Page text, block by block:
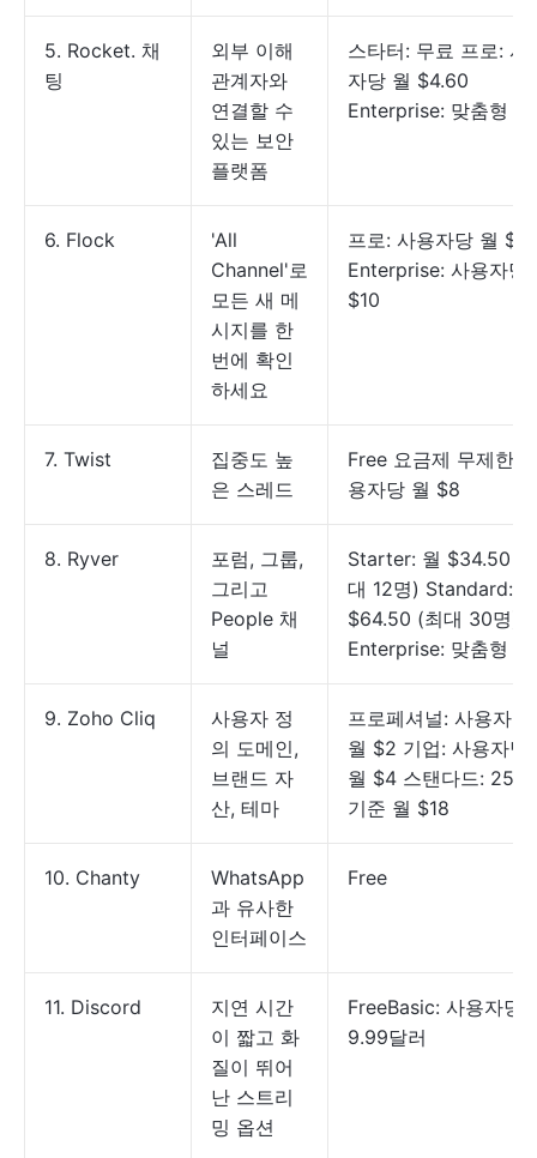
5. Rocket. 채
팅
외부 이해
관계자와
연결할 수
있는 보안
플랫폼
스타터: 무료 프로: 사
자당 월 $4.60
Enterprise: 맞춤형
6. Flock
'All
Channel'로
모든 새 메
시지를 한
번에 확인
하세요
프로: 사용자당 월 $6
Enterprise: 사용자당
$10
7. Twist
집중도 높
은 스레드
Free 요금제 무제한:
용자당 월 $8
8. Ryver
포럼, 그룹,
그리고
People 채
널
Starter: 월 $34.50 (
대 12명) Standard: 월
$64.50 (최대 30명)
Enterprise: 맞춤형
9. Zoho Cliq
사용자 정
의 도메인,
브랜드 자
산, 테마
프로페셔널: 사용자당
월 $2 기업: 사용자당
월 $4 스탠다드: 25명
기준 월 $18
10. Chanty
WhatsApp
과 유사한
인터페이스
Free
11. Discord
지연 시간
이 짧고 화
질이 뛰어
난 스트리
밍 옵션
FreeBasic: 사용자당
9.99달러